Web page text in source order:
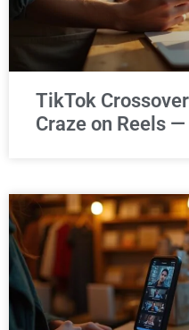
TikTok
Craze on Reels